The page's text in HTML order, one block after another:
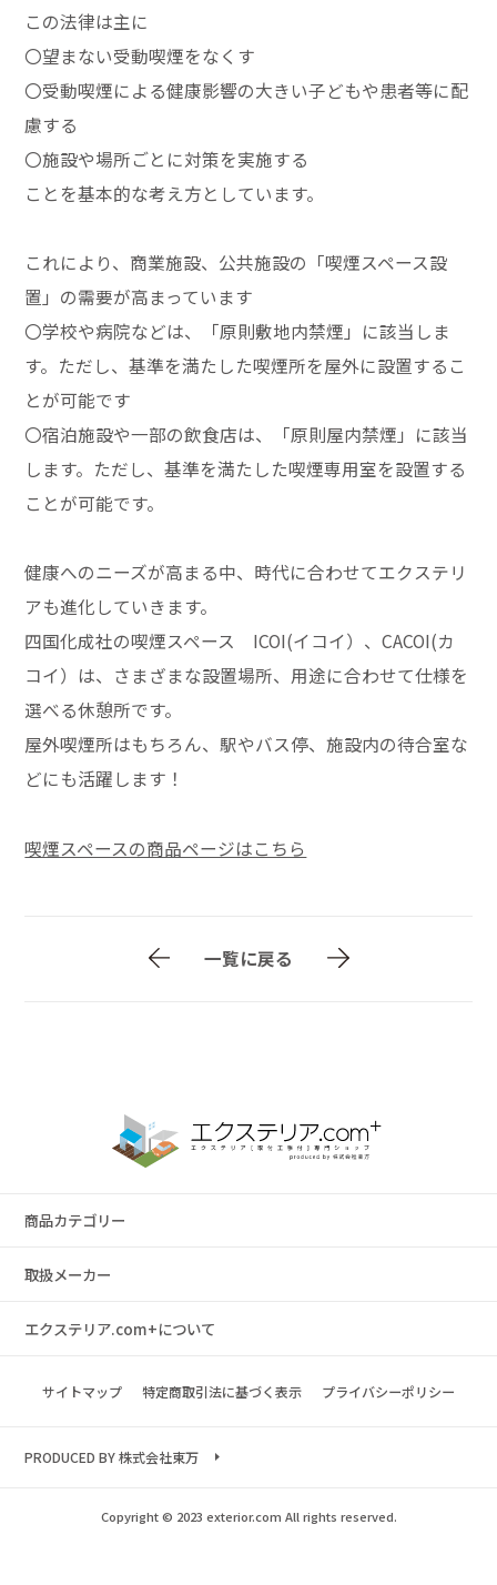
この法律は主に
〇望まない受動喫煙をなくす
〇受動喫煙による健康影響の大きい子どもや患者等に配
慮する
〇施設や場所ごとに対策を実施する
ことを基本的な考え方としています。
これにより、商業施設、公共施設の「喫煙スペース設
置」の需要が高まっています
〇学校や病院などは、「原則敷地内禁煙」に該当しま
す。ただし、基準を満たした喫煙所を屋外に設置するこ
とが可能です
〇宿泊施設や一部の飲食店は、「原則屋内禁煙」に該当
します。ただし、基準を満たした喫煙専用室を設置する
ことが可能です。
健康へのニーズが高まる中、時代に合わせてエクステリ
アも進化していきます。
四国化成社の喫煙スペース ICOI(イコイ）、CACOI(カ
コイ）は、さまざまな設置場所、用途に合わせて仕様を
選べる休憩所です。
屋外喫煙所はもちろん、駅やバス停、施設内の待合室な
どにも活躍します！
喫煙スペースの商品ページはこちら
一覧に戻る
商品カテゴリー
取扱メーカー
エクステリア.com+について
サイトマップ 特定商取引法に基づく表示 プライバシーポリシー
PRODUCED BY 株式会社東万
Copyright © 2023 exterior.com All rights reserved.